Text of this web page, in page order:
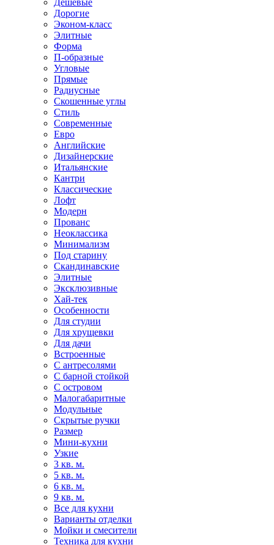
Дешевые
Дорогие
Эконом-класс
Элитные
Форма
П-образные
Угловые
Прямые
Радиусные
Скошенные углы
Стиль
Современные
Евро
Английские
Дизайнерские
Итальянские
Кантри
Классические
Лофт
Модерн
Прованс
Неоклассика
Минимализм
Под старину
Скандинавские
Элитные
Эксклюзивные
Хай-тек
Особенности
Для студии
Для хрущевки
Для дачи
Встроенные
С антресолями
С барной стойкой
С островом
Малогабаритные
Модульные
Скрытые ручки
Размер
Мини-кухни
Узкие
3 кв. м.
5 кв. м.
6 кв. м.
9 кв. м.
Все для кухни
Варианты отделки
Мойки и смесители
Техника для кухни